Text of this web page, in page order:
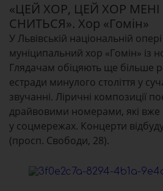
«ЦЕЙ ХОР, ЦЕЙ ХОР
СНИТЬСЯ». Хор «Гомін»
У Львівській національній
муніципальний хор «Гомін» із
Глядачам обіцяють ще більше
естради минулого століття у
звучанні. Ліричні композиції
драйвовими номерами, які вже
у соцмережах. Концерти
(просп. Свободи, 28).